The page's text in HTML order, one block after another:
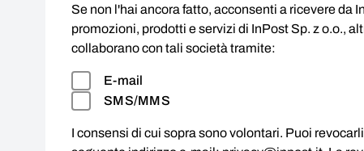
Se non l'hai ancora fatto, acconsenti a ricevere da
promozioni, prodotti e servizi di InPost Sp. z o.o.,
collaborano con tali società tramite:
E-mail
SMS/MMS
I consensi di cui sopra sono volontari. Puoi